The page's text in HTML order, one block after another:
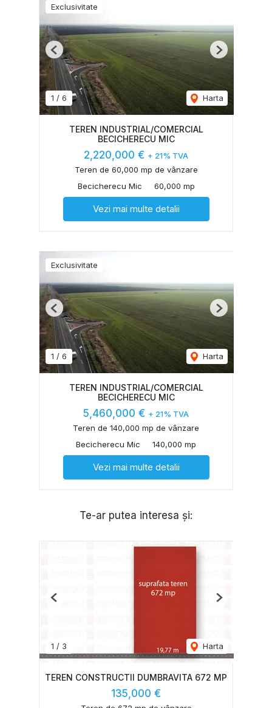
Exclusivitate
1 / 6 Harta
Previous Next
TEREN INDUSTRIAL/COMERCIAL
BECICHERECU MIC
2,220,000 € + 21% TVA
Teren de 60,000 mp de vânzare
Becicherecu Mic
60,000 mp
Vezi mai multe detalii
Exclusivitate
1 / 6 Harta
Previous Next
TEREN INDUSTRIAL/COMERCIAL
BECICHERECU MIC
5,460,000 € + 21% TVA
Teren de 140,000 mp de vânzare
Becicherecu Mic
140,000 mp
Vezi mai multe detalii
Te-ar putea interesa și:
1 / 3 Harta
Previous Next
TEREN CONSTRUCTII DUMBRAVITA 672 MP
135,000 €